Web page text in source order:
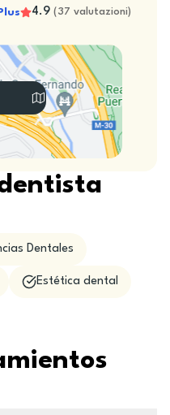
4.9 (37 valutazioni)
Dentales
Estética dental